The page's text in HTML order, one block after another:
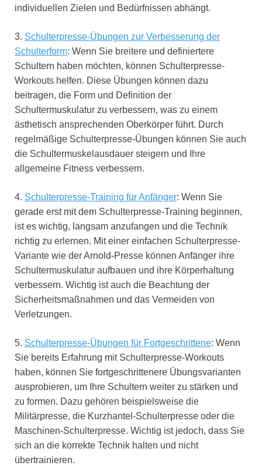
individuellen Zielen und Bedürfnissen abhängt.
3. Schulterpresse-Übungen zur Verbesserung der
Schulterform: Wenn Sie breitere und definiertere
Schultern haben möchten, können Schulterpresse-
Workouts helfen. Diese Übungen können dazu
beitragen, die Form und Definition der
Schultermuskulatur zu verbessern, was zu einem
ästhetisch ansprechenden Oberkörper führt. Durch
regelmäßige Schulterpresse-Übungen können Sie auch
die Schultermuskelausdauer steigern und Ihre
allgemeine Fitness verbessern.
4. Schulterpresse-Training für Anfänger: Wenn Sie
gerade erst mit dem Schulterpresse-Training beginnen,
ist es wichtig, langsam anzufangen und die Technik
richtig zu erlernen. Mit einer einfachen Schulterpresse-
Variante wie der Arnold-Presse können Anfänger ihre
Schultermuskulatur aufbauen und ihre Körperhaltung
verbessern. Wichtig ist auch die Beachtung der
Sicherheitsmaßnahmen und das Vermeiden von
Verletzungen.
5. Schulterpresse-Übungen für Fortgeschrittene: Wenn
Sie bereits Erfahrung mit Schulterpresse-Workouts
haben, können Sie fortgeschrittenere Übungsvarianten
ausprobieren, um Ihre Schultern weiter zu stärken und
zu formen. Dazu gehören beispielsweise die
Militärpresse, die Kurzhantel-Schulterpresse oder die
Maschinen-Schulterpresse. Wichtig ist jedoch, dass Sie
sich an die korrekte Technik halten und nicht
übertrainieren.